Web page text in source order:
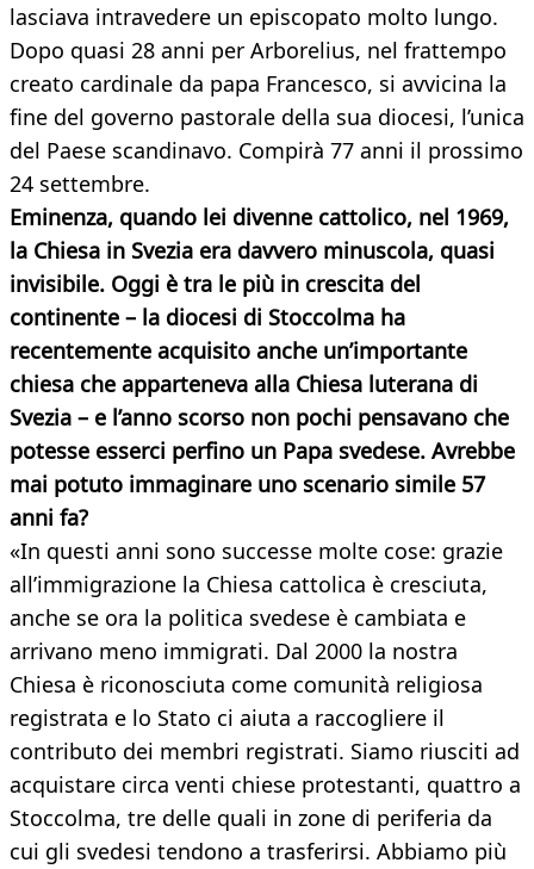
lasciava intravedere un episcopato molto lungo.
Dopo quasi 28 anni per Arborelius, nel frattempo
creato cardinale da papa Francesco, si avvicina la
fine del governo pastorale della sua diocesi, l’unica
del Paese scandinavo. Compirà 77 anni il prossimo
24 settembre.
Eminenza, quando lei divenne cattolico, nel 1969,
la Chiesa in Svezia era davvero minuscola, quasi
invisibile. Oggi è tra le più in crescita del
continente – la diocesi di Stoccolma ha
recentemente acquisito anche un’importante
chiesa che apparteneva alla Chiesa luterana di
Svezia – e l’anno scorso non pochi pensavano che
potesse esserci perfino un Papa svedese. Avrebbe
mai potuto immaginare uno scenario simile 57
anni fa?
«In questi anni sono successe molte cose: grazie
all’immigrazione la Chiesa cattolica è cresciuta,
anche se ora la politica svedese è cambiata e
arrivano meno immigrati. Dal 2000 la nostra
Chiesa è riconosciuta come comunità religiosa
registrata e lo Stato ci aiuta a raccogliere il
contributo dei membri registrati. Siamo riusciti ad
acquistare circa venti chiese protestanti, quattro a
Stoccolma, tre delle quali in zone di periferia da
cui gli svedesi tendono a trasferirsi. Abbiamo più